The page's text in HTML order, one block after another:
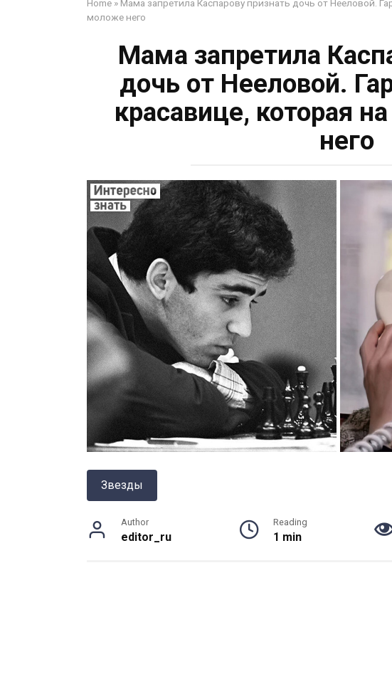
Home » Мама запретила Каспарову признать дочь от Нееловой.
моложе него
Мама запретила
дочь от Нееловой.
красавице, которая
него
Звезды
Author
editor_ru
Reading
1 min